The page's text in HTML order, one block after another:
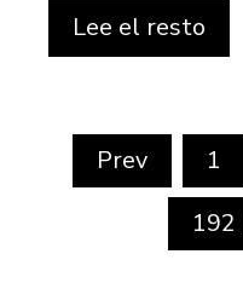
Lee el resto
Paginación
de
entradas
Prev 1
192